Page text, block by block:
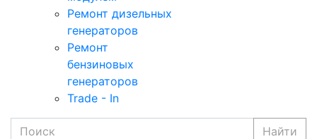
Ремонт дизельных
генераторов
Ремонт
бензиновых
генераторов
Trade - In
Найти